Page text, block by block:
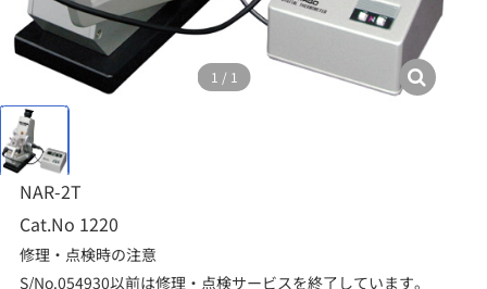
1 / 1
NAR-2T
Cat.No 1220
修理・点検時の注意
S/No.054930以前は修理・点検サービスを終了しています。